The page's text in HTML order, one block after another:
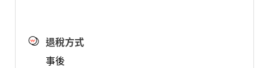
退稅方式
事後